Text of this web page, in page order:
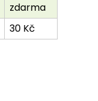
zdarma
30 Kč